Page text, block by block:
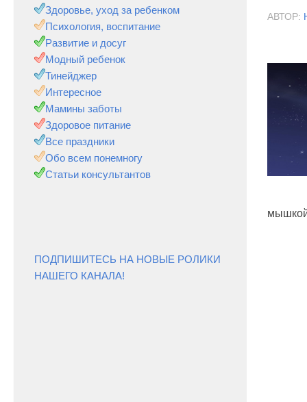
АВТОР:
Здоровье, уход за ребенком
Психология, воспитание
Развитие и досуг
Модный ребенок
Тинейджер
Интересное
Мамины заботы
Здоровое питание
Все праздники
Обо всем понемногу
Статьи консультантов
ПОДПИШИТЕСЬ НА НОВЫЕ РОЛИКИ
НАШЕГО КАНАЛА!